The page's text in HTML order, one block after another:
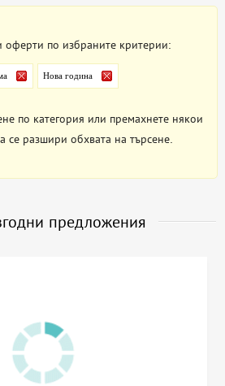
оферти по избраните критерии:
Нова година
по категория или премахнете някои
се разшири обхвата на търсене.
предложения